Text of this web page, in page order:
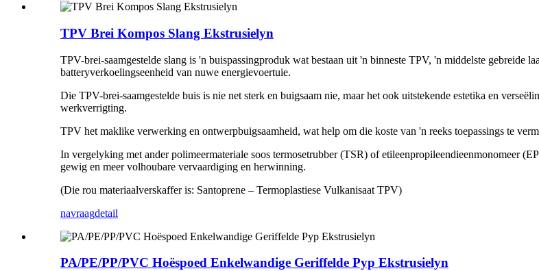
TPV Brei Kompos Slang Ekstrusielyn
TPV-brei-saamgestelde slang is 'n buispassingproduk wat bestaan ​​uit 'n binneste TPV, 'n middelste
batteryverkoelingseenheid van nuwe energievoertuie.
Die TPV-brei-saamgestelde buis is nie net sterk en buigsaam nie, maar het ook uitstekende estetika en
werkverrigting.
TPV het maklike verwerking en ontwerpbuigsaamheid, wat help om die koste van 'n reeks toepassings te
In vergelyking met ander polimeermateriale soos termosetrubber (TSR) of etileenpropileendieenmonomeer
gewig en meer volhoubare vervaardiging en herwinning.
(Die rou materiaalverskaffer is: Santoprene – Termoplastiese Vulkanisaat TPV)
navraagdetail
PA/PE/PP/PVC Hoëspoed Enkelwandige Geriffelde Pyp Ekstrusielyn